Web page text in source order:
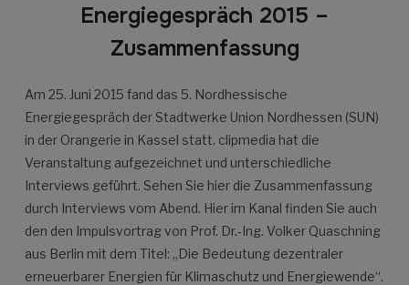
Energiegespräch 2015 –
Zusammenfassung
Am 25. Juni 2015 fand das 5. Nordhessische
Energiegespräch der Stadtwerke Union Nordhessen (SUN)
in der Orangerie in Kassel statt. clipmedia hat die
Veranstaltung aufgezeichnet und unterschiedliche
Interviews geführt. Sehen Sie hier die Zusammenfassung
durch Interviews vom Abend. Hier im Kanal finden Sie auch
den den Impulsvortrag von Prof. Dr.-Ing. Volker Quaschning
aus Berlin mit dem Titel: „Die Bedeutung dezentraler
erneuerbarer Energien für Klimaschutz und Energiewende“.